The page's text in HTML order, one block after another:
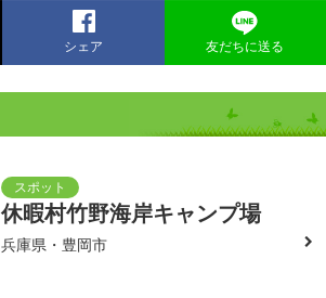
シェア 友だちに送る
休暇村竹野海岸キャンプ場
兵庫県・豊岡市